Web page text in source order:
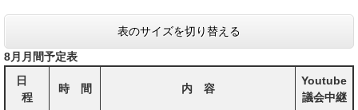
表のサイズを切り替える
8月月間予定表
日
程
時 間 内 容
Youtube
議会中継